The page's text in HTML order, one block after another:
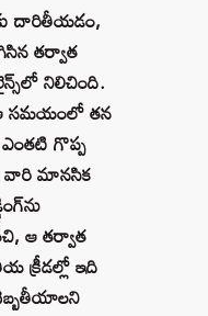
దారితీయడం,
తర్వాత
నిలిచింది.
ఆ సమయంలో తన
గొప్ప
వారి మానసిక
ఆ తర్వాత
క్రీడల్లో ఇది